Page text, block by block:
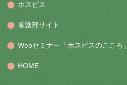
ホスピス
看護部サイト
Webセミナー「ホスピスのこころ」
HOME